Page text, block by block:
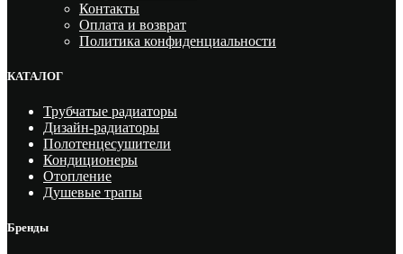
Контакты
Оплата и возврат
Политика конфиденциальности
КАТАЛОГ
Трубчатые радиаторы
Дизайн-радиаторы
Полотенцесушители
Кондиционеры
Отопление
Душевые трапы
Бренды